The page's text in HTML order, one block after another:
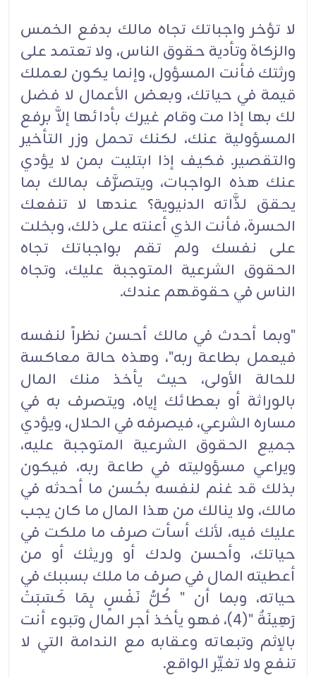
لا تؤخر واجباتك تجاه مالك بدفع الخمس
والزكاة وتأدية حقوق الناس، ولا تعتمد على
ورثتك فأنت المسؤول، وإنما يكون لعملك
قيمة في حياتك، وبعض الأعمال لا فضل
لك بها إذا مت وقام غيرك بأدائها إلاَّ برفع
المسؤولية عنك، لكنك تحمل وزر التأخير
والتقصير. فكيف إذا ابتليت بمن لا يؤدي
عنك هذه الواجبات، ويتصرَّف بمالك بما
يحقق لذَّاته الدنيوية؟ عندها لا تنفعك
الحسرة، فأنت الذي أعنته على ذلك، وبخلت
على نفسك ولم تقم بواجباتك تجاه
الحقوق الشرعية المتوجبة عليك، وتجاه
الناس في حقوقهم عندك.
"وبما أحدث في مالك أحسن نظراً لنفسه
فيعمل بطاعة ربه"، وهذه حالة معاكسة
للحالة الأولى، حيث يأخذ منك المال
بالوراثة أو بعطائك إياه، ويتصرف به في
مساره الشرعي، فيصرفه في الحلال، ويؤدي
جميع الحقوق الشرعية المتوجبة عليه،
ويراعي مسؤوليته في طاعة ربه، فيكون
بذلك قد غنم لنفسه بحُسن ما أحدثه في
مالك، ولا ينالك من هذا المال ما كان يجب
عليك فيه، لأنك أسأت صرف ما ملكت في
حياتك، وأحسن ولدك أو وريثك أو من
أعطيته المال في صرف ما ملك بسببك في
حياته، وبما أن " كُلُّ نَفْسٍ بِمَا كَسَبَتْ
رَهِينَةٌ "(4)، فهو يأخذ أجر المال وتبوء أنت
بالإثم وتبعاته وعقابه مع الندامة التي لا
تنفع ولا تغيِّر الواقع.